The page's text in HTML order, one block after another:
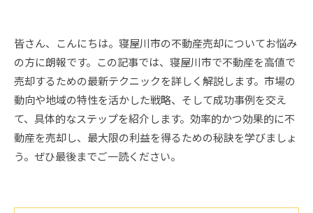
皆さん、こんにちは。寝屋川市の不動産売却についてお悩み
の方に朗報です。この記事では、寝屋川市で不動産を高値で
売却するための最新テクニックを詳しく解説します。市場の
動向や地域の特性を活かした戦略、そして成功事例を交え
て、具体的なステップを紹介します。効率的かつ効果的に不
動産を売却し、最大限の利益を得るための秘訣を学びましょ
う。ぜひ最後までご一読ください。